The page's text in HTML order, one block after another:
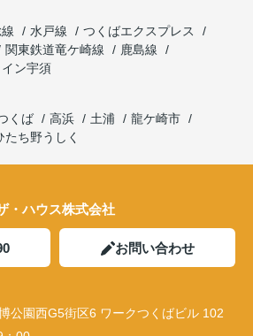
水戸線
つくばエクスプレス
関東鉄道竜ケ崎線
鹿島線
ン宇須
くば 高浜 土浦
龍ケ崎市
たち野うしく
・ハウス株式会社
お問い合わせ
公園西G5街区6 ワークつくばビル 102